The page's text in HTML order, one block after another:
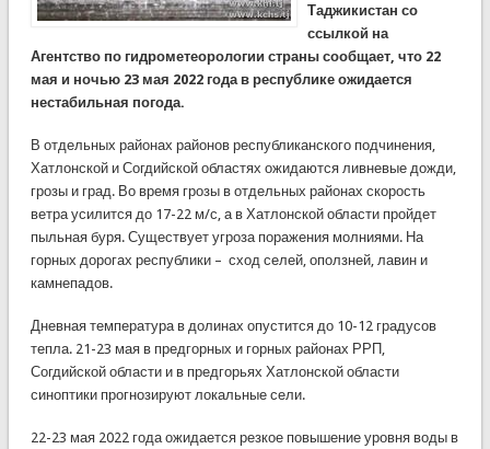
Таджикистан со
ссылкой на
Агентство по гидрометеорологии страны сообщает, что 22
мая и ночью 23 мая 2022 года в республике ожидается
нестабильная погода.
В отдельных районах районов республиканского подчинения,
Хатлонской и Согдийской областях ожидаются ливневые дожди,
грозы и град. Во время грозы в отдельных районах скорость
ветра усилится до 17-22 м/с, а в Хатлонской области пройдет
пыльная буря. Существует угроза поражения молниями. На
горных дорогах республики – сход селей, оползней, лавин и
камнепадов.
Дневная температура в долинах опустится до 10-12 градусов
тепла. 21-23 мая в предгорных и горных районах РРП,
Согдийской области и в предгорьях Хатлонской области
синоптики прогнозируют локальные сели.
22-23 мая 2022 года ожидается резкое повышение уровня воды в